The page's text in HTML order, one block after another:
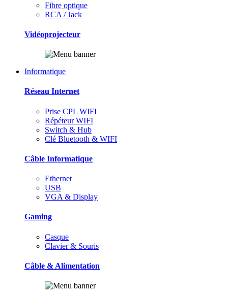
Fibre optique
RCA / Jack
Vidéoprojecteur
Informatique
Réseau Internet
Prise CPL WIFI
Répéteur WIFI
Switch & Hub
Clé Bluetooth & WIFI
Câble Informatique
Ethernet
USB
VGA & Display
Gaming
Casque
Clavier & Souris
Câble & Alimentation